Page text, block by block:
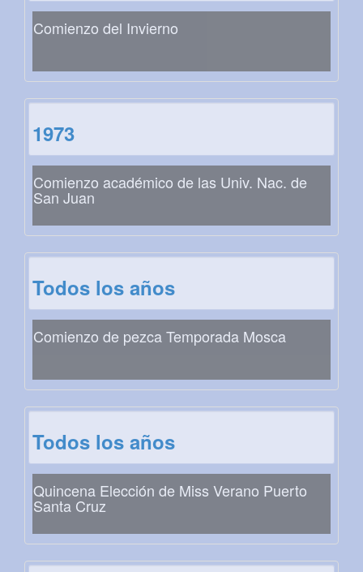
Comienzo del Invierno
1973
Comienzo académico de las Univ. Nac. de
San Juan
Todos los años
Comienzo de pezca Temporada Mosca
Todos los años
Quincena Elección de Miss Verano Puerto
Santa Cruz